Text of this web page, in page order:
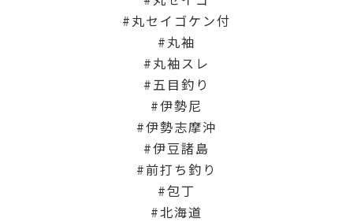
丸セイゴケン付
丸袖
丸袖スレ
五目釣り
伊勢尼
伊勢志摩沖
伊豆諸島
前打ち釣り
包丁
北海道